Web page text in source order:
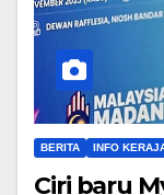
BERITA INFO
Ciri baru